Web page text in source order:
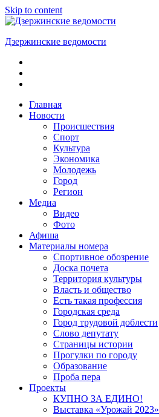
Skip to content
Дзержинские ведомости
ОБЩЕСТВЕННО-
ПОЛИТИЧЕСКАЯ
ГАЗЕТАГлавная
Новости
Происшествия
Спорт
Культура
Экономика
Молодежь
Город
Регион
Медиа
Видео
Фото
Афиша
Материалы номера
Спортивное обозрение
Доска почета
Территория культуры
Власть и общество
Есть такая профессия
Городская среда
Город трудовой доблести
Слово депутату
Страницы истории
Прогулки по городу
Образование
Проба пера
Проекты
КУПНО ЗА ЕДИНО!
Выставка «Урожай 2023»